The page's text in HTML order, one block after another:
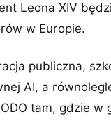
Leona XIV
w Europie.
publiczna,
AI, a
tam, gdzie w